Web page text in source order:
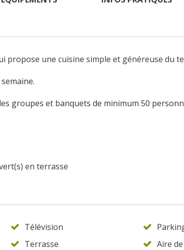
propose une cuisine simple et généreuse du
groupes et banquets de minimum 50
en terrasse
Télévision
Terrasse Aire